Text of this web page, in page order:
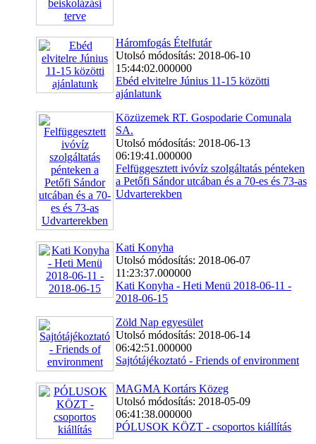
Háromfogás Ételfutár
Utolsó módosítás: 2018-06-10
15:44:02.000000
Ebéd elvitelre Június 11-15 közötti
ajánlatunk
Közüzemek RT. Gospodarie Comunala
SA.
Utolsó módosítás: 2018-06-13
06:19:41.000000
Felfüggesztett ivóvíz szolgáltatás pénteken
a Petőfi Sándor utcában és a 70-es és 73-as
Udvarterekben
Kati Konyha
Utolsó módosítás: 2018-06-07
11:23:37.000000
Kati Konyha - Heti Menü 2018-06-11 -
2018-06-15
Zöld Nap egyesület
Utolsó módosítás: 2018-06-14
06:42:51.000000
Sajtótájékoztató - Friends of environment
MAGMA Kortárs Közeg
Utolsó módosítás: 2018-05-09
06:41:38.000000
PÓLUSOK KÖZT - csoportos kiállítás